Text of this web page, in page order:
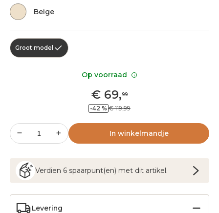
Beige
Groot model
€ 69,99
-42 % € 119,99
In winkelmandje
Verdien 6 spaarpunt(en) met dit artikel.
Levering